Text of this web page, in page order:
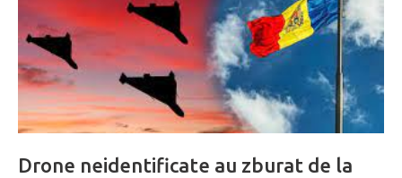
Drone neidentificate au zburat de la